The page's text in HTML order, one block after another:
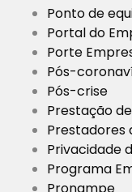
Ponto de
Portal do
Porte
Pós-
Pós-crise
Prestação
Prestadores
Privacidade
Programa